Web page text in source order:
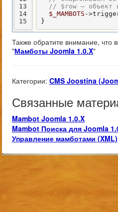
13
14
15
// $row – объект
$_MAMBOTS -
}
Также обратите внимание, что
"Мамботы Joomla 1.0.X"
Категории: CMS Joostina
Связанные
Mambot Joomla 1.0.X
Mambot Поиска для Joomla
Управление мамботами (XML)